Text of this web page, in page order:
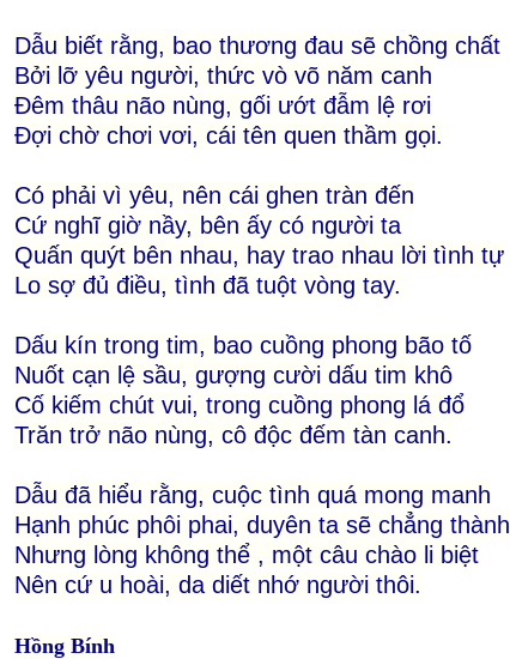
Dẫu biết rằng, bao thương đau sẽ chồng chất
Bởi lỡ yêu người, thức vò võ năm canh
Đêm thâu não nùng, gối ướt đẫm lệ rơi
Đợi chờ chơi vơi, cái tên quen thầm gọi.
Có phải vì yêu, nên cái ghen tràn đến
Cứ nghĩ giờ nầy, bên ấy có người ta
Quấn quýt bên nhau, hay trao nhau lời tình tự
Lo sợ đủ điều, tình đã tuột vòng tay.
Dấu kín trong tim, bao cuồng phong bão tố
Nuốt cạn lệ sầu, gượng cười dấu tim khô
Cố kiếm chút vui, trong cuồng phong lá đổ
Trăn trở não nùng, cô độc đếm tàn canh.
Dẫu đã hiểu rằng, cuộc tình quá mong manh
Hạnh phúc phôi phai, duyên ta sẽ chẳng thành
Nhưng lòng không thể , một câu chào li biệt
Nên cứ u hoài, da diết nhớ người thôi.
Hồng Bính